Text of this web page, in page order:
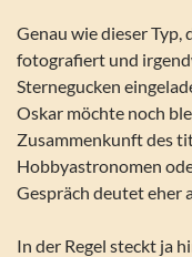
Genau wie dieser
fotografiert und
Sternegucken
Oskar möchte noch
Zusammenkunft des
Hobbyastronomen
Gespräch deutet eher
In der Regel steckt ja